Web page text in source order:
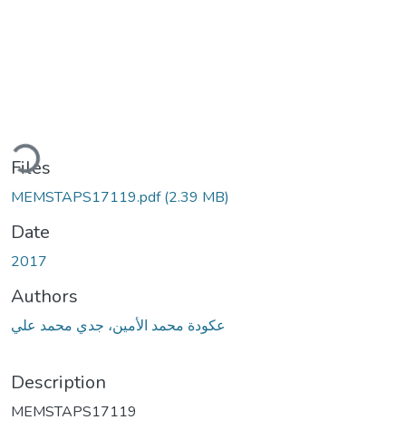
Files
MEMSTAPS17119.pdf(2.39 MB)
Date
2017
Authors
عكودة محمد الأمين، جدي محمد علي
Description
MEMSTAPS17119